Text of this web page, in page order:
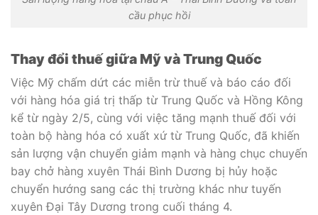
cầu phục hồi
Thay đổi thuế giữa Mỹ và Trung Quốc
Việc Mỹ chấm dứt các miễn trừ thuế và báo cáo đối
với hàng hóa giá trị thấp từ Trung Quốc và Hồng Kông
kể từ ngày 2/5, cùng với việc tăng mạnh thuế đối với
toàn bộ hàng hóa có xuất xứ từ Trung Quốc, đã khiến
sản lượng vận chuyển giảm mạnh và hàng chục chuyến
bay chở hàng xuyên Thái Bình Dương bị hủy hoặc
chuyển hướng sang các thị trường khác như tuyến
xuyên Đại Tây Dương trong cuối tháng 4.